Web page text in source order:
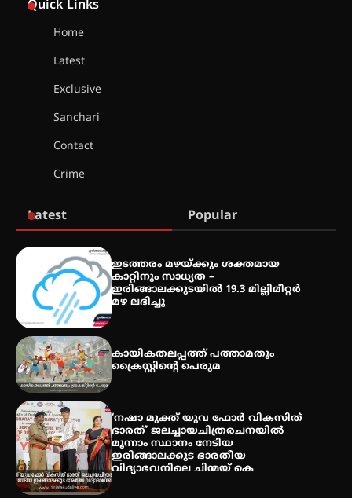
തേലപ്പിളളി പാറേമൽ വറീത്
തോമാസ് (69) അന്തരിച്ചു
അരങ്ങ് 2026′ ആഗസ്റ്റ് 8, 9
തീയതികളിൽ
Quick Links
Home
Latest
Exclusive
Sanchari
Contact
Crime
Latest Popular
ഇടത്തരം മഴയ്ക്കും ശക്തമായ
കാറ്റിനും സാധ്യത –
ഇരിങ്ങാലക്കുടയിൽ 19.3 മില്ലിമീറ്റർ
മഴ ലഭിച്ചു
കായികതലപ്പത്ത് പത്താമതും
ക്രൈസ്റ്റിന്റെ പെരുമ
‘നഷാ മുക്ത് യുവ ഫോർ വികസിത്
ഭാരത്’ ജലച്ചായചിത്രരചനയിൽ
മൂന്നാം സ്ഥാനം നേടിയ
ഇരിങ്ങാലക്കുട ഭാരതീയ
വിദ്യാഭവനിലെ ചിന്മയ് കെ